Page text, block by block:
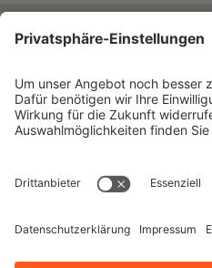
Impressum
Kontakt
Datenschutzhinweise